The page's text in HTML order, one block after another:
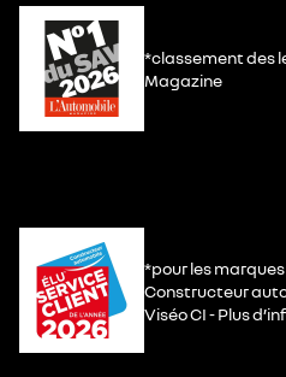
*classement des
Magazine
*pour les
Constructeur
Viséo CI - Plus